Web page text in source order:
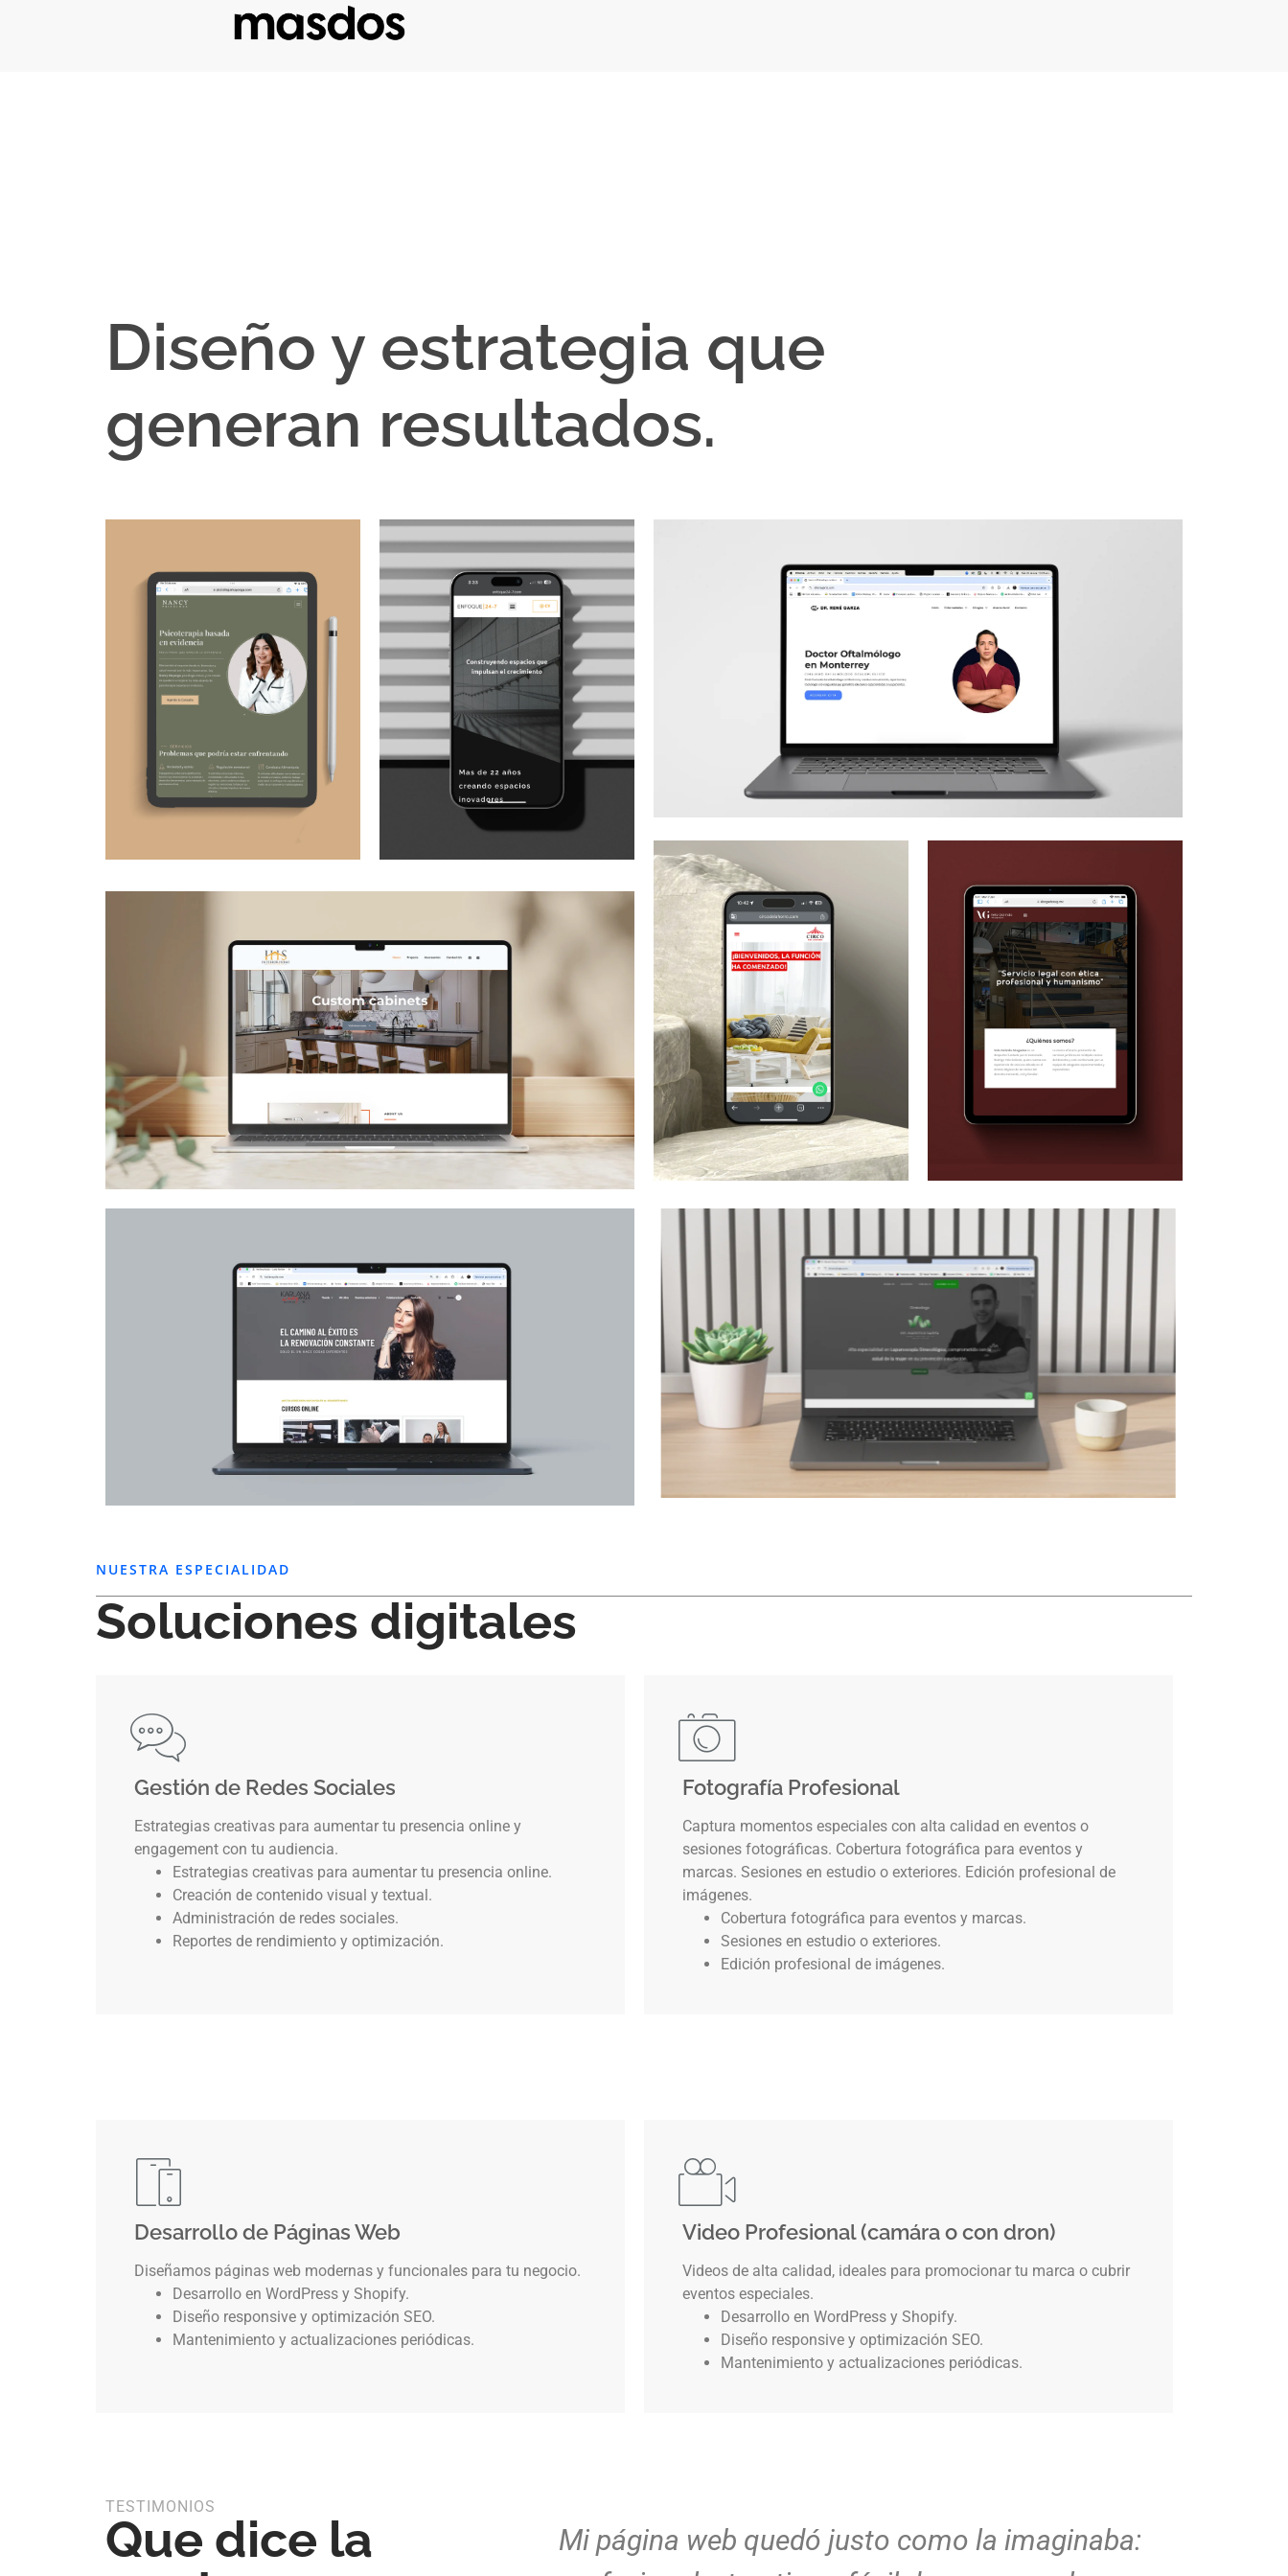
Diseño y estrategia que
generan resultados.
NUESTRA ESPECIALIDAD
Soluciones digitales
Gestión de Redes Sociales
Estrategias creativas para aumentar tu presencia online y
engagement con tu audiencia.
Estrategias creativas para aumentar tu presencia online.
Creación de contenido visual y textual.
Administración de redes sociales.
Reportes de rendimiento y optimización.
Fotografía Profesional
Captura momentos especiales con alta calidad en eventos o
sesiones fotográficas. Cobertura fotográfica para eventos y
marcas. Sesiones en estudio o exteriores. Edición profesional de
imágenes.
Cobertura fotográfica para eventos y marcas.
Sesiones en estudio o exteriores.
Edición profesional de imágenes.
Desarrollo de Páginas Web
Diseñamos páginas web modernas y funcionales para tu negocio.
Desarrollo en WordPress y Shopify.
Diseño responsive y optimización SEO.
Mantenimiento y actualizaciones periódicas.
Video Profesional (camára o con dron)
Videos de alta calidad, ideales para promocionar tu marca o cubrir
eventos especiales.
Desarrollo en WordPress y Shopify.
Diseño responsive y optimización SEO.
Mantenimiento y actualizaciones periódicas.
TESTIMONIOS
Que dice la
diseñó una página web clara y
Mi página web quedó justo como la imaginaba: